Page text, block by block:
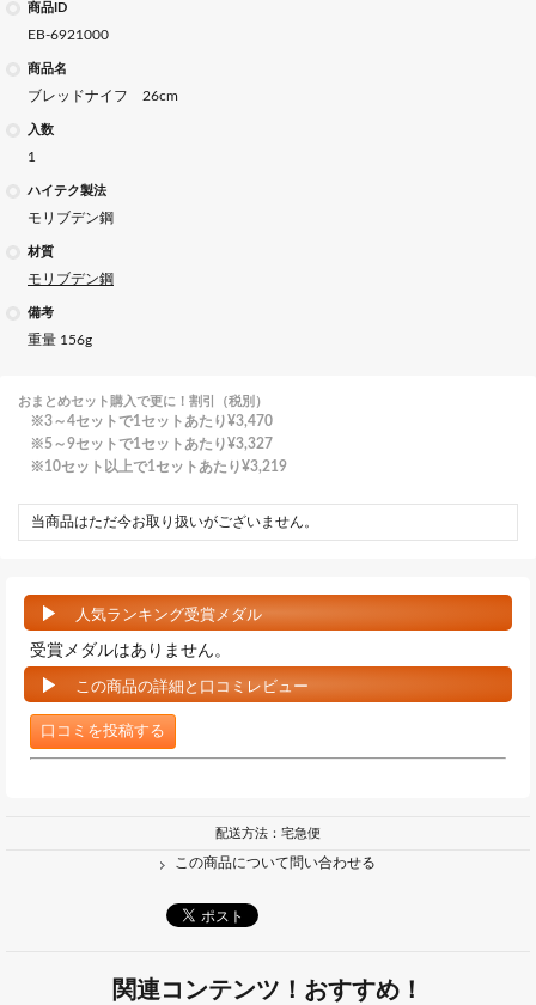
商品ID
EB-6921000
商品名
ブレッドナイフ 26cm
入数
1
ハイテク製法
モリブデン鋼
材質
モリブデン鋼
備考
重量 156g
おまとめセット購入で更に！割引（税別）
3～4セットで1セットあたり¥3,470
5～9セットで1セットあたり¥3,327
10セット以上で1セットあたり¥3,219
当商品はただ今お取り扱いがございません。
人気ランキング受賞メダル
受賞メダルはありません。
この商品の詳細と口コミレビュー
口コミを投稿する
配送方法：宅急便
この商品について問い合わせる
関連コンテンツ！おすすめ！